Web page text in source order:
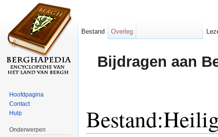
Bijdragen aan
Bestand Overleg
Hoofdpagina
Contact
Hulp
Onderwerpen